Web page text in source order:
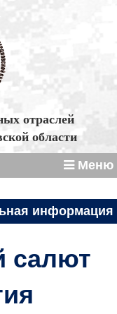
отраслей
области
Меню
информация
салют